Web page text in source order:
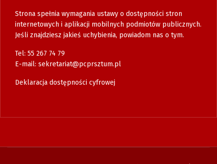
Strona spełnia wymagania ustawy o dostępności stron
internetowych i aplikacji mobilnych podmiotów publicznych.
Jeśli znajdziesz jakieś uchybienia, powiadom nas o tym.
Tel: 55 267 74 79
E-mail: sekretariat@pcprsztum.pl
Deklaracja dostępności cyfrowej